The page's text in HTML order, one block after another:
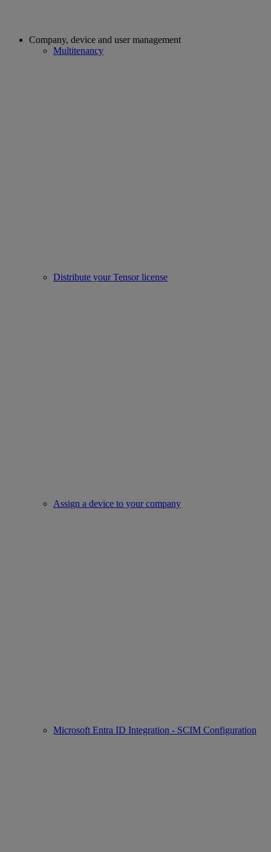
Company, device and user management
Multitenancy
Distribute your Tensor license
Assign a device to your company
Microsoft Entra ID Integration - SCIM Configuration